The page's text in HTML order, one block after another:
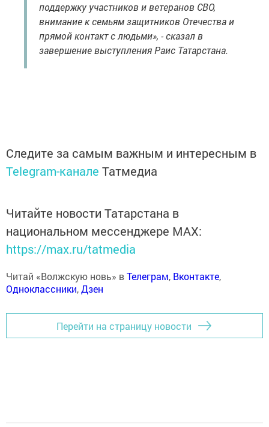
поддержку участников и ветеранов СВО,
внимание к семьям защитников Отечества и
прямой контакт с людьми», - сказал в
завершение выступления Раис Татарстана.
Следите за самым важным и интересным в
Telegram-канале Татмедиа
Читайте новости Татарстана в
национальном мессенджере MАХ:
https://max.ru/tatmedia
Читай «Волжскую новь» вТелеграм, Вконтакте,
Одноклассники,Дзен
Перейти на страницу новости